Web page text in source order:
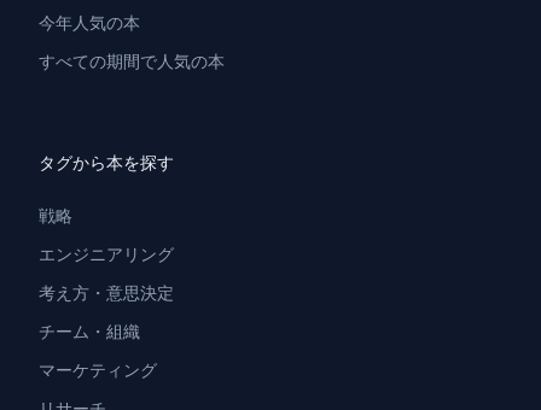
今年人気の本
すべての期間で人気の本
タグから本を探す
戦略
エンジニアリング
考え方・意思決定
チーム・組織
マーケティング